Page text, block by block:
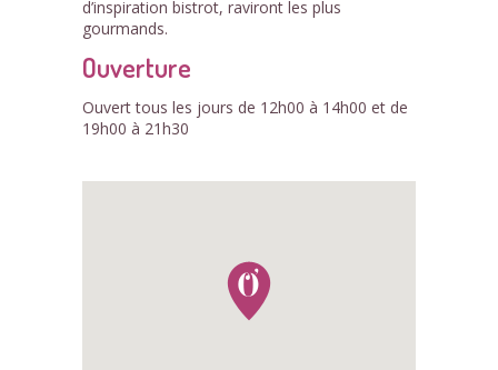
d’inspiration bistrot, raviront les plus
gourmands.
Ouverture
Ouvert tous les jours de 12h00 à 14h00 et de
19h00 à 21h30